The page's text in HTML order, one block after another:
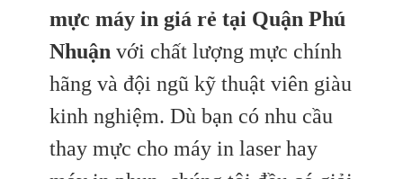
mực máy in giá rẻ tại Quận Phú
Nhuận với chất lượng mực chính
hãng và đội ngũ kỹ thuật viên giàu
kinh nghiệm. Dù bạn có nhu cầu
thay mực cho máy in laser hay